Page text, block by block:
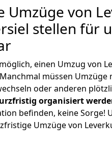
Umzüge von
stellen für
einen Umzug von
müssen Umzüge
oder anderen
organisiert
befinden, keine Sorge!
Umzüge von